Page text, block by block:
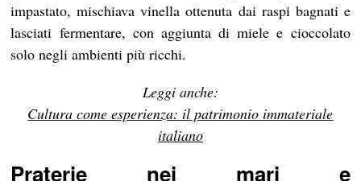
impastato, mischiava vinella ottenuta dai raspi bagnati e
lasciati fermentare, con aggiunta di miele e cioccolato
solo negli ambienti più ricchi.
Leggi anche:
Cultura come esperienza: il patrimonio immateriale
italiano
Praterie nei mari e